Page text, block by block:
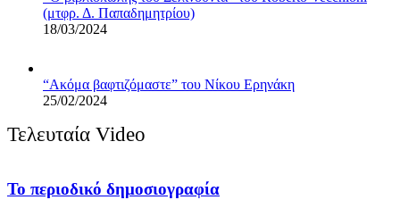
(μτφρ. Δ. Παπαδημητρίου)
18/03/2024
“Ακόμα βαφτιζόμαστε” του Νίκου Ερηνάκη
25/02/2024
Τελευταία Video
Το περιοδικό δημοσιογραφία